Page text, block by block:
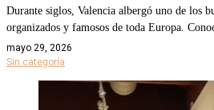
Durante siglos, Valencia albergó uno de los
organizados y famosos de toda Europa.
mayo 29, 2026
Sin categoría